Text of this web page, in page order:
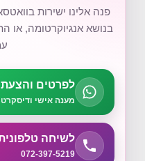
פנה אלינו ישירות
בנושא אנגיוקרטומה, או
לפרטים והצעת
מענה אישי ודיסקרטי
לשיחה טלפונית
072-397-5219